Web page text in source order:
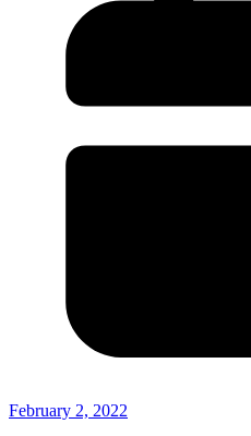
February 2, 2022